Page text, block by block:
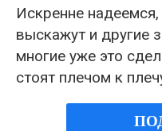
Искренне
выскажут и другие
многие уже это
стоят плечом к